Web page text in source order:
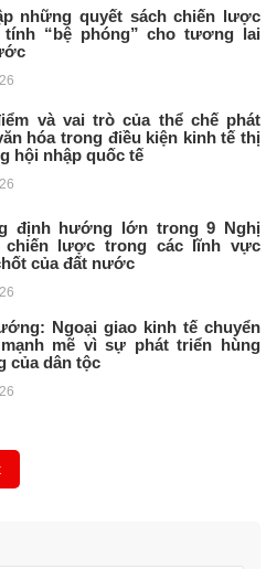
những quyết sách chiến lược
tính “bệ phóng” cho tương lai
và vai trò của thể chế phát
hóa trong điều kiện kinh tế thị
hội nhập quốc tế
định hướng lớn trong 9 Nghị
chiến lược trong các lĩnh vực
của đất nước
Ngoại giao kinh tế chuyển
mẽ vì sự phát triển hùng
của dân tộc